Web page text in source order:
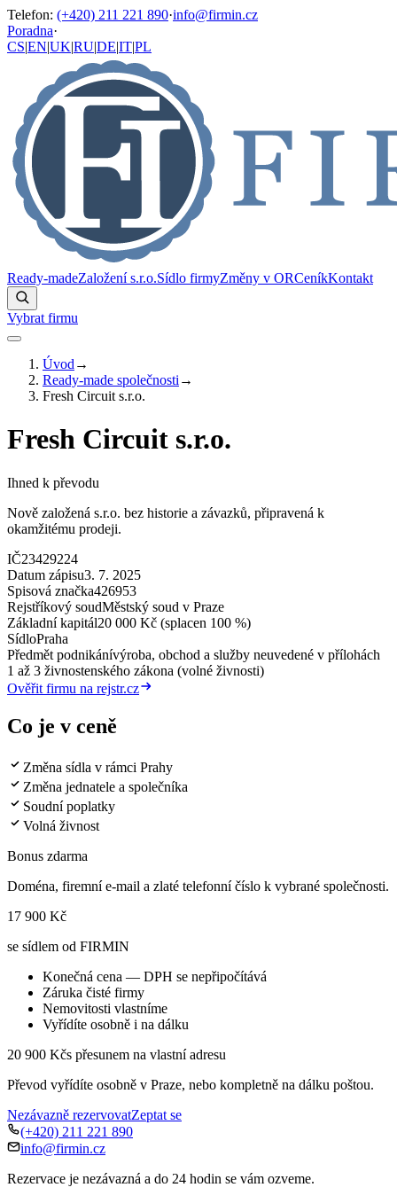
Telefon: (+420) 211 221 890·info@firmin.cz
Poradna·
CS|EN|UK|RU|DE|IT|PL
Ready-madeZaložení s.r.o.Sídlo firmyZměny v ORCeníkKontakt
Vybrat firmu
Úvod →
Ready-made společnosti →
Fresh Circuit s.r.o.
Fresh Circuit s.r.o.
Ihned k převodu
Nově založená s.r.o. bez historie a závazků, připravená k
okamžitému prodeji.
IČ23429224
Datum zápisu3. 7. 2025
Spisová značka426953
Rejstříkový soudMěstský soud v Praze
Základní kapitál20 000 Kč (splacen 100 %)
SídloPraha
Předmět podnikánívýroba, obchod a služby neuvedené v přílohách
1 až 3 živnostenského zákona (volné živnosti)
Ověřit firmu na rejstr.cz
Co je v ceně
Změna sídla v rámci Prahy
Změna jednatele a společníka
Soudní poplatky
Volná živnost
Bonus zdarma
Doména, firemní e-mail a zlaté telefonní číslo k vybrané společnosti.
17 900 Kč
se sídlem od FIRMIN
Konečná cena — DPH se nepřipočítává
Záruka čisté firmy
Nemovitosti vlastníme
Vyřídíte osobně i na dálku
20 900 Kčs přesunem na vlastní adresu
Převod vyřídíte osobně v Praze, nebo kompletně na dálku poštou.
Nezávazně rezervovatZeptat se
(+420) 211 221 890
info@firmin.cz
Rezervace je nezávazná a do 24 hodin se vám ozveme.